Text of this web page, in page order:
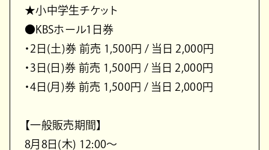
★小中学生チケット
●KBSホール1日券
・2日(土)券 前売 1,500円 / 当日 2,000円
・3日(日)券 前売 1,500円 / 当日 2,000円
・4日(月)券 前売 1,500円 / 当日 2,000円
【一般販売期間】
8月8日(木) 12:00～